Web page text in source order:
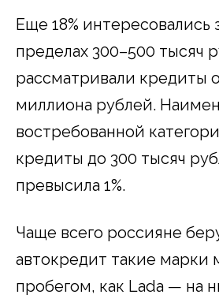
Еще 18% интересовались
пределах 300–500 тысяч
рассматривали кредиты
миллиона рублей.
востребованной
кредиты до 300 тысяч
превысила 1%.
Чаще всего россияне
автокредит такие марки
пробегом, как Lada — на